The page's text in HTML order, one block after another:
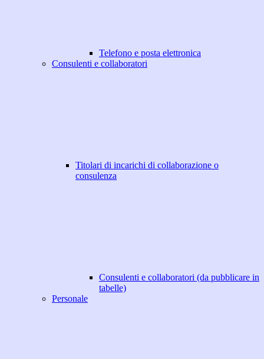
Telefono e posta elettronica
Consulenti e collaboratori
Titolari di incarichi di collaborazione o
consulenza
Consulenti e collaboratori (da pubblicare in
tabelle)
Personale